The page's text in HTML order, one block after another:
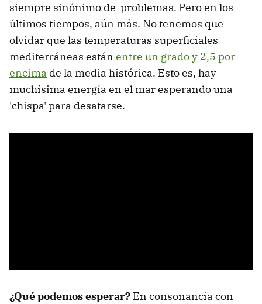
siempre sinónimo de problemas. Pero en los
últimos tiempos, aún más. No tenemos que
olvidar que las temperaturas superficiales
mediterráneas están entre un grado y 2,5 por
encima de la media histórica. Esto es, hay
muchísima energía en el mar esperando una
'chispa' para desatarse.
¿Qué podemos esperar? En consonancia con